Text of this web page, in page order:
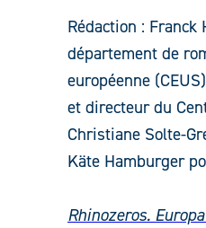
Rédaction :
département de
européenne
et directeur du
Christiane Solte-
Käte Hamburger
Rhinozeros.